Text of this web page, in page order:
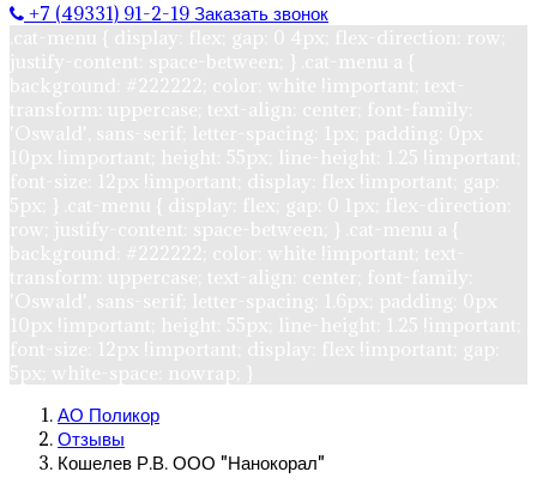
+7 (49331) 91-2-19 Заказать звонок
.cat-menu { display: flex; gap: 0 4px; flex-direction: row;
justify-content: space-between; } .cat-menu a {
background: #222222; color: white !important; text-
transform: uppercase; text-align: center; font-family:
'Oswald', sans-serif; letter-spacing: 1px; padding: 0px
10px !important; height: 55px; line-height: 1.25 !important;
font-size: 12px !important; display: flex !important; gap:
5px; } .cat-menu { display: flex; gap: 0 1px; flex-direction:
row; justify-content: space-between; } .cat-menu a {
background: #222222; color: white !important; text-
transform: uppercase; text-align: center; font-family:
'Oswald', sans-serif; letter-spacing: 1.6px; padding: 0px
10px !important; height: 55px; line-height: 1.25 !important;
font-size: 12px !important; display: flex !important; gap:
5px; white-space: nowrap; }
АО Поликор
Отзывы
Кошелев Р.В. ООО "Нанокорал"